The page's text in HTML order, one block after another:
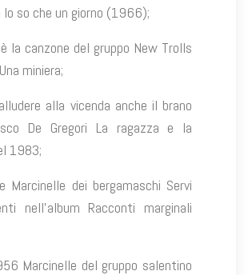
Io so che un giorno (1966);
la canzone del gruppo New Trolls
miniera;
alla vicenda anche il brano
De Gregori La ragazza e la
1983;
Marcinelle dei bergamaschi Servi
nell’album Racconti marginali
Marcinelle del gruppo salentino